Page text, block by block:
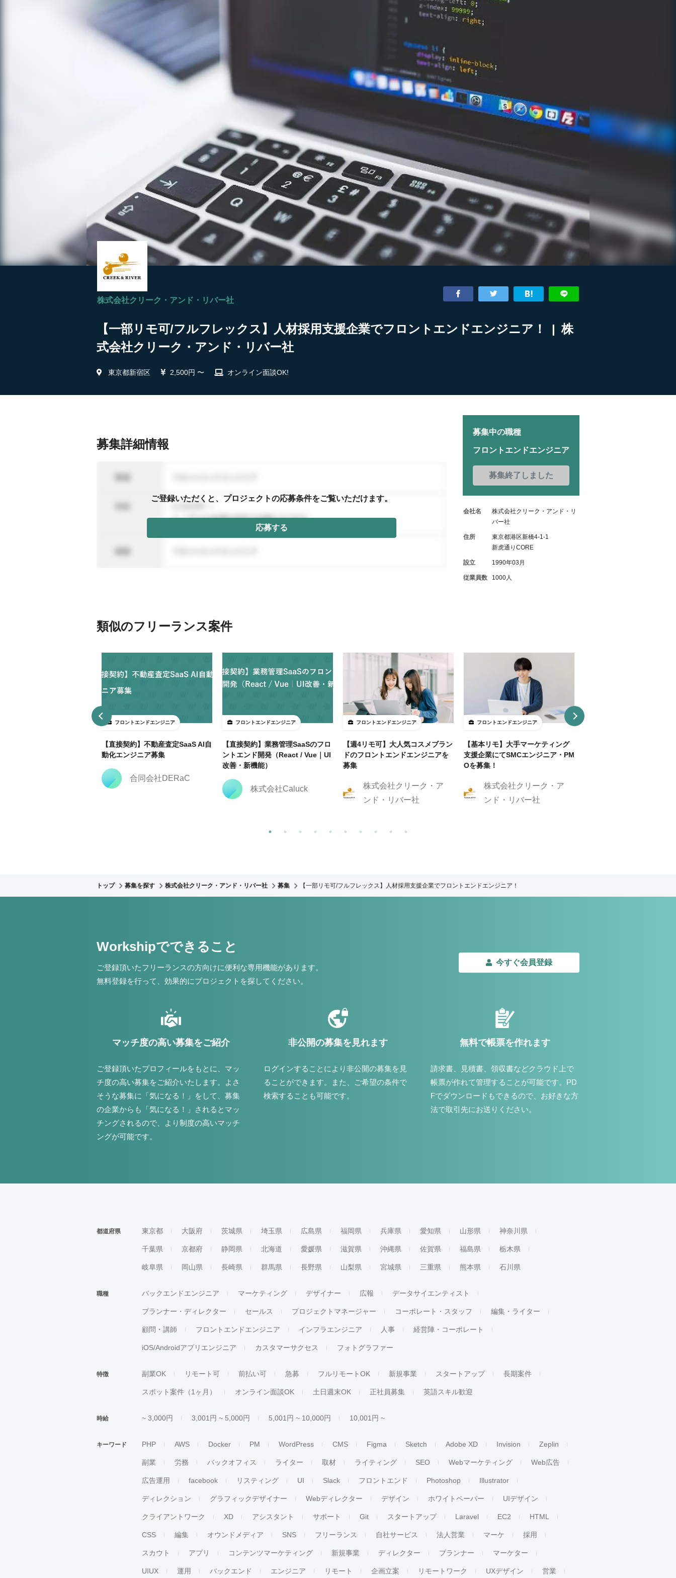
株式会社クリーク・アンド・リバー社
【一部リモ可/フルフレックス】人材採用支援企業でフロントエンドエンジニア！ | 株
式会社クリーク・アンド・リバー社
東京都新宿区 2,500円 〜 オンライン面談OK!
募集詳細情報
ご登録いただくと、プロジェクトの応募条件をご覧いただけます。
応募する
募集中の職種
フロントエンドエンジニア
募集終了しました
会社名
株式会社クリーク・アンド・リ
バー社
住所
東京都港区新橋4-1-1
新虎通りCORE
設立 1990年03月
従業員数 1000人
類似のフリーランス案件
フロントエンドエンジニア
【直接契約】不動産査定SaaS AI自
動化エンジニア募集
合同会社DERaC
フロントエンドエンジニア
【直接契約】業務管理SaaSのフロ
ントエンド開発（React / Vue｜UI
改善・新機能）
株式会社Caluck
フロントエンドエンジニア
【週4リモ可】大人気コスメブラン
ドのフロントエンドエンジニアを
募集
株式会社クリーク・ア
ンド・リバー社
フロントエンドエンジニア
【基本リモ】大手マーケティング
支援企業にてSMCエンジニア・PM
Oを募集！
株式会社クリーク・ア
ンド・リバー社
トップ 募集を探す 株式会社クリーク・アンド・リバー社 募集 【一部リモ可/フルフレックス】人材採用支援企業でフロントエンドエンジニア！
Workshipでできること
ご登録頂いたフリーランスの方向けに便利な専用機能があります。
無料登録を行って、効果的にプロジェクトを探してください。
今すぐ会員登録
マッチ度の高い募集をご紹介
ご登録頂いたプロフィールをもとに、マッ
チ度の高い募集をご紹介いたします。よさ
そうな募集に「気になる！」をして、募集
の企業からも「気になる！」されるとマッ
チングされるので、より制度の高いマッチ
ングが可能です。
非公開の募集を見れます
ログインすることにより非公開の募集を見
ることができます。また、ご希望の条件で
検索することも可能です。
無料で帳票を作れます
請求書、見積書、領収書などクラウド上で
帳票が作れて管理することが可能です。PD
Fでダウンロードもできるので、お好きな方
法で取引先にお送りください。
都道府県 東京都 大阪府 茨城県 埼玉県 広島県 福岡県 兵庫県 愛知県 山形県 神奈川県
千葉県 京都府 静岡県 北海道 愛媛県 滋賀県 沖縄県 佐賀県 福島県 栃木県
岐阜県 岡山県 長崎県 群馬県 長野県 山梨県 宮城県 三重県 熊本県 石川県
職種 バックエンドエンジニア マーケティング デザイナー 広報 データサイエンティスト
プランナー・ディレクター セールス プロジェクトマネージャー コーポレート・スタッフ 編集・ライター
顧問・講師 フロントエンドエンジニア インフラエンジニア 人事 経営陣・コーポレート
iOS/Androidアプリエンジニア カスタマーサクセス フォトグラファー
特徴 副業OK リモート可 前払い可 急募 フルリモートOK 新規事業 スタートアップ 長期案件
スポット案件（1ヶ月） オンライン面談OK 土日週末OK 正社員募集 英語スキル歓迎
時給 ~ 3,000円 3,001円 ~ 5,000円 5,001円 ~ 10,000円 10,001円 ~
キーワード PHP AWS Docker PM WordPress CMS Figma Sketch Adobe XD Invision Zeplin
副業 労務 バックオフィス ライター 取材 ライティング SEO Webマーケティング Web広告
広告運用 facebook リスティング UI Slack フロントエンド Photoshop Illustrator
ディレクション グラフィックデザイナー Webディレクター デザイン ホワイトペーパー UIデザイン
クライアントワーク XD アシスタント サポート Git スタートアップ Laravel EC2 HTML
CSS 編集 オウンドメディア SNS フリーランス 自社サービス 法人営業 マーケ 採用
スカウト アプリ コンテンツマーケティング 新規事業 ディレクター プランナー マーケター
UIUX 運用 バックエンド エンジニア リモート 企画立案 リモートワーク UXデザイン 営業